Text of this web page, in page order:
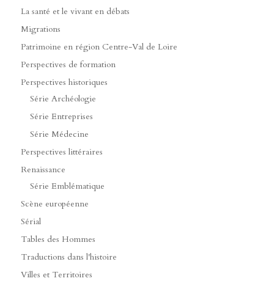
La santé et le vivant en débats
Migrations
Patrimoine en région Centre-Val de Loire
Perspectives de formation
Perspectives historiques
Série Archéologie
Série Entreprises
Série Médecine
Perspectives littéraires
Renaissance
Série Emblématique
Scène européenne
Sérial
Tables des Hommes
Traductions dans l'histoire
Villes et Territoires